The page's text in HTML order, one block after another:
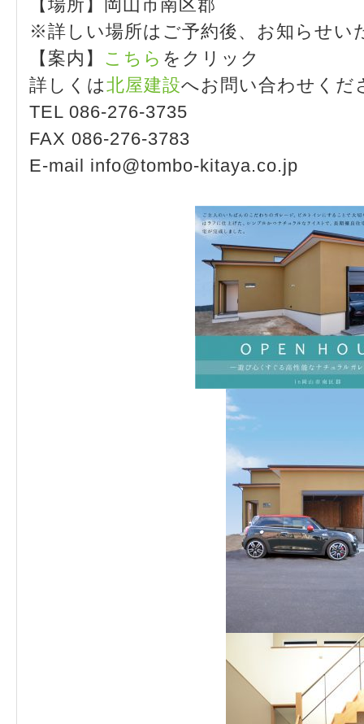
【場所】岡山市南区郡
※詳しい場所はご予約後、お知らせい
【案内】 こちら をクリック
詳しくは北屋建設へお問い合わせくだ
TEL 086-276-3735
FAX 086-276-3783
E-mail info@tombo-kitaya.co.jp